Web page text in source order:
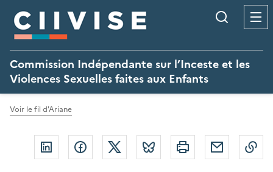
Commission Indépendante sur l’Inceste et les
Violences Sexuelles faites aux Enfants
Voir le fil d'Ariane
Linkedin FacebookTwitter Bluesky Imprimer Courriel